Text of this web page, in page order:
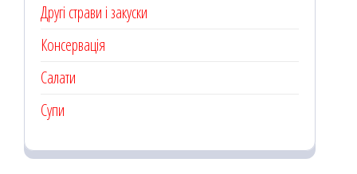
Другі страви і закуски
Консервація
Салати
Супи